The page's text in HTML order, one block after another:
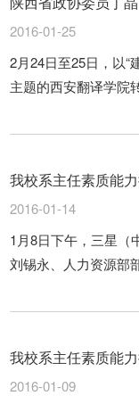
净的校园
2016-01-25
2月24日至25日，以“
主题的西安翻译学院
我校系主任素质能
2016-01-14
1月8日下午，三星（
刘锡永、人力资源部
我校系主任素质能
2016-01-09